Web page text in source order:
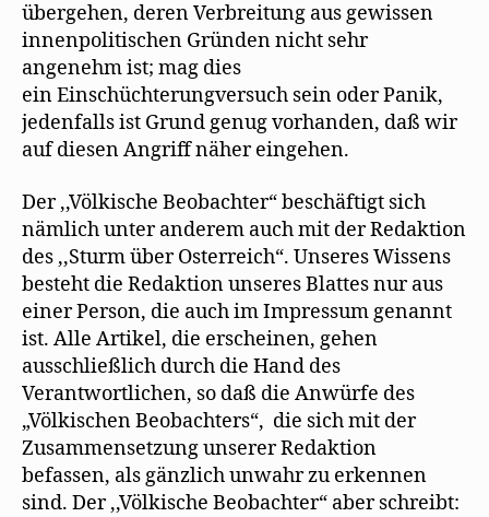
übergehen, deren Verbreitung aus gewissen
innenpolitischen Gründen nicht sehr
angenehm ist; mag dies
ein Einschüchterungversuch sein oder Panik,
jedenfalls ist Grund genug vorhanden, daß wir
auf diesen Angriff näher eingehen.
Der ,,Völkische Beobachter“ beschäftigt sich
nämlich unter anderem auch mit der Redaktion
des ,,Sturm über Osterreich“. Unseres Wissens
besteht die Redaktion unseres Blattes nur aus
einer Person, die auch im Impressum genannt
ist. Alle Artikel, die erscheinen, gehen
ausschließlich durch die Hand des
Verantwortlichen, so daß die Anwürfe des
„Völkischen Beobachters“, die sich mit der
Zusammensetzung unserer Redaktion
befassen, als gänzlich unwahr zu erkennen
sind. Der ,,Völkische Beobachter“ aber schreibt: